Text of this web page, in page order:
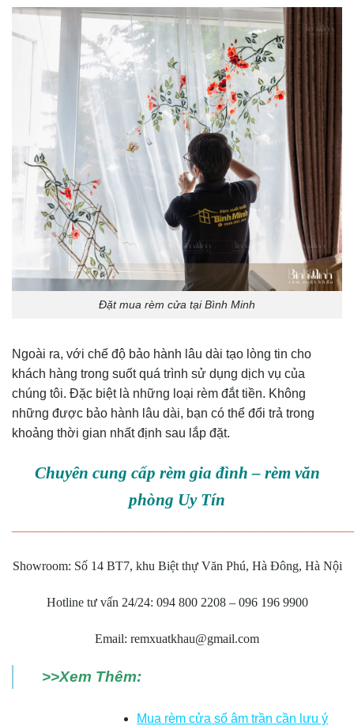
Đặt mua rèm cửa tại Bình Minh
Ngoài ra, với chế độ bảo hành lâu dài tạo lòng tin cho
khách hàng trong suốt quá trình sử dụng dịch vụ của
chúng tôi. Đặc biệt là những loại rèm đắt tiền. Không
những được bảo hành lâu dài, bạn có thể đổi trả trong
khoảng thời gian nhất định sau lắp đặt.
Chuyên cung cấp rèm gia đình – rèm văn
phòng Uy Tín
Showroom: Số 14 BT7, khu Biệt thự Văn Phú, Hà Đông, Hà Nội
Hotline tư vấn 24/24: 094 800 2208 – 096 196 9900
Email: remxuatkhau@gmail.com
>>Xem Thêm:
Mua rèm cửa sổ âm trần cần lưu ý